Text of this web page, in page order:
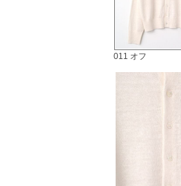
011 オフ